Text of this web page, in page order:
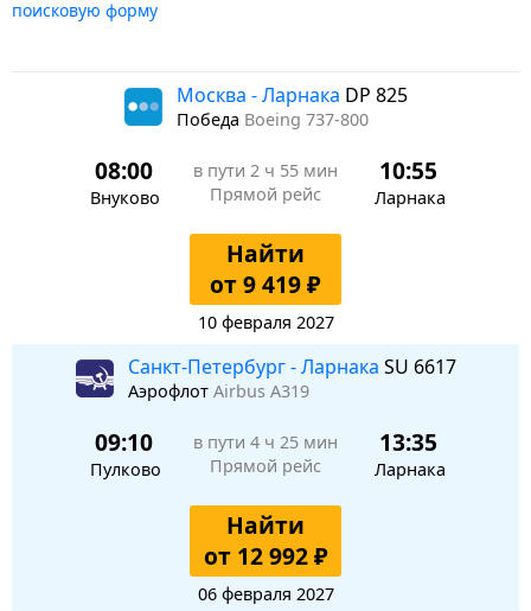
поисковую форму
Москва - Ларнака DP 825
Победа Boeing 737-800
08:00
Внуково
в пути 2 ч 55 мин
Прямой рейс
10:55
Ларнака
Найти
от 9 419 ₽
10 февраля 2027
Санкт-Петербург - Ларнака SU 6617
Аэрофлот Airbus A319
09:10
Пулково
в пути 4 ч 25 мин
Прямой рейс
13:35
Ларнака
Найти
от 12 992 ₽
06 февраля 2027